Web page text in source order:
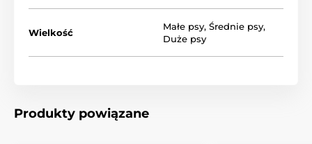
klamrą.
Produkt znajduje się w kategoriach
Dla średnich psów
Wielkość
Małe psy, Średnie psy,
Duże psy
Produkty powiązane